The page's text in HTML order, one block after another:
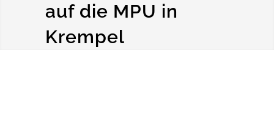
auf die MPU in
Krempel